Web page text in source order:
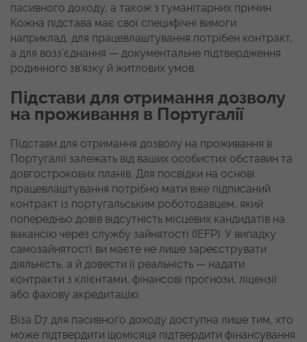
пасивного доходу, а також з гуманітарних причин.
Кожна підстава має свої специфічні вимоги:
наприклад, для працевлаштування потрібен контракт,
а для возз’єднання — документальне підтвердження
родинного зв’язку й житлових умов.
Підстави для отримання дозволу
на проживання в Португалії
Підстави для отримання дозволу на проживання в
Португалії залежать від ваших особистих обставин та
довгострокових планів. Для посвідки на основі
працевлаштування потрібно мати вже підписаний
контракт із португальським роботодавцем, який
попередньо довів відсутність місцевих кандидатів на
вакансію через службу зайнятості (IEFP). У випадку
самозайнятості ви маєте не лише зареєструвати
діяльність, а й довести її реальність — надати
контракти з клієнтами, фінансові прогнози, ліцензії
або фахову акредитацію.
Віза D7 для пасивного доходу доступна лише тим, хто
може підтвердити щомісяця підтвердити фінансування